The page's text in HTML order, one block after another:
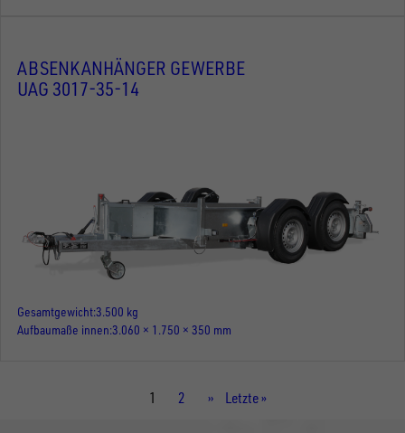
ABSENKANHÄNGER GEWERBE
UAG 3017-35-14
Gesamtgewicht3.500 kg
Aufbaumaße innen 3.060 × 1.750 × 350 mm
Aktuelle
1 Seite
2
Nächste
››
Letzte
Letzte »